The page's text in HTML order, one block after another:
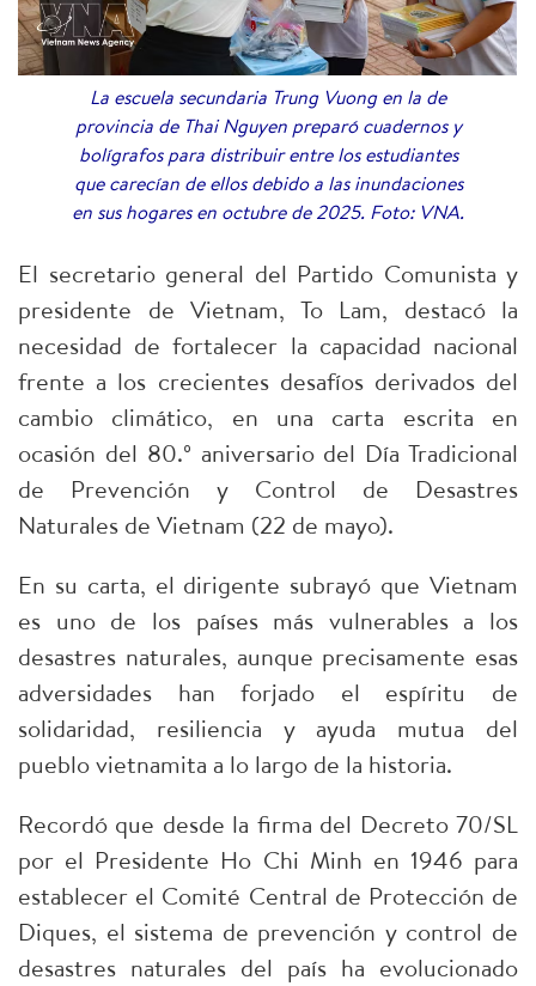
La escuela secundaria Trung Vuong en la de
provincia de Thai Nguyen preparó cuadernos y
bolígrafos para distribuir entre los estudiantes
que carecían de ellos debido a las inundaciones
en sus hogares en octubre de 2025. Foto: VNA.
El secretario general del Partido Comunista y
presidente de Vietnam, To Lam, destacó la
necesidad de fortalecer la capacidad nacional
frente a los crecientes desafíos derivados del
cambio climático, en una carta escrita en
ocasión del 80.º aniversario del Día Tradicional
de Prevención y Control de Desastres
Naturales de Vietnam (22 de mayo).
En su carta, el dirigente subrayó que Vietnam
es uno de los países más vulnerables a los
desastres naturales, aunque precisamente esas
adversidades han forjado el espíritu de
solidaridad, resiliencia y ayuda mutua del
pueblo vietnamita a lo largo de la historia.
Recordó que desde la firma del Decreto 70/SL
por el Presidente Ho Chi Minh en 1946 para
establecer el Comité Central de Protección de
Diques, el sistema de prevención y control de
desastres naturales del país ha evolucionado